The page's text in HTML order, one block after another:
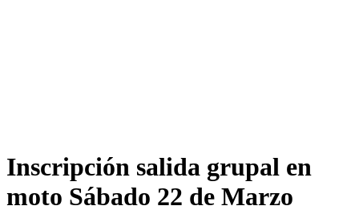
Inscripción salida grupal en
moto Sábado 22 de Marzo